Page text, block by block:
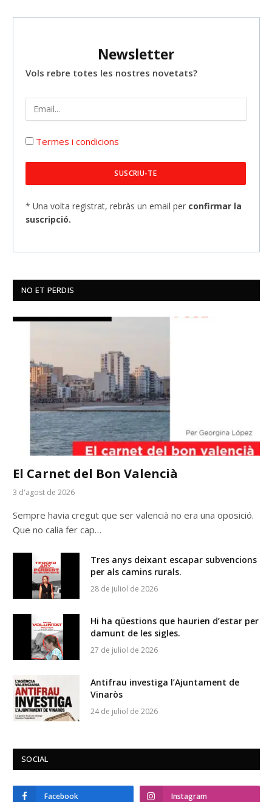
Newsletter
Vols rebre totes les nostres novetats?
Termes i condicions
* Una volta registrat, rebràs un email per confirmar la
suscripció.
NO ET PERDIS
El Carnet del Bon Valencià
3 d'agost de 2026
Sempre havia cregut que ser valencià no era una oposició.
Que no calia fer cap…
Tres anys deixant escapar subvencions
per als camins rurals.
28 de juliol de 2026
Hi ha qüestions que haurien d’estar per
damunt de les sigles.
27 de juliol de 2026
Antifrau investiga l’Ajuntament de
Vinaròs
24 de juliol de 2026
SOCIAL
Facebook Instagram